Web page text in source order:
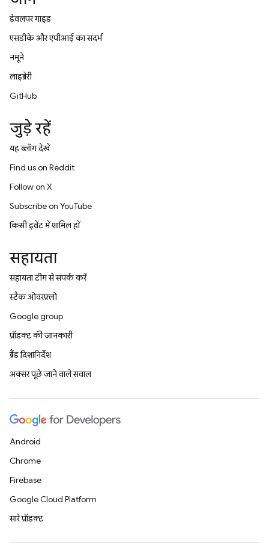
डेवलपर गाइड
एसडीके और एपीआई का संदर्भ
नमूने
लाइब्रेरी
GitHub
जुड़े रहें
यह ब्लॉग देखें
Find us on Reddit
Follow on X
Subscribe on YouTube
किसी इवेंट में शामिल हों
सहायता
सहायता टीम से संपर्क करें
स्टैक ओवरफ़्लो
Google group
प्रॉडक्ट की जानकारी
ब्रैंड दिशानिर्देश
अक्सर पूछे जाने वाले सवाल
Android
Chrome
Firebase
Google Cloud Platform
सारे प्रॉडक्ट